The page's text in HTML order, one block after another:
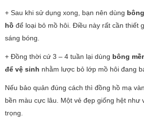
+ Sau khi sử dụng xong, bạn nên dùng
hồ để loại bỏ mồ hôi. Điều này rất cần thiết
sáng bóng.
+ Đồng thời cứ 3 – 4 tuần lại dùng bông
để vệ sinh nhằm lược bỏ lớp mồ hôi đang
Nếu bảo quản đúng cách thì đồng hồ mạ
bền màu cực lâu. Một vẻ đẹp giống hệt như
trọng.